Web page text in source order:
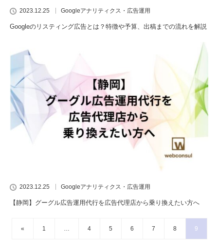
2023.12.25 Googleアナリティクス・広告運用
Googleのリスティング広告とは？特徴や予算、出稿までの流れを解説
2023.12.25 Googleアナリティクス・広告運用
【静岡】グーグル広告運用代行を広告代理店から乗り換えたい方へ
« 1 4 5 6 7 8 9